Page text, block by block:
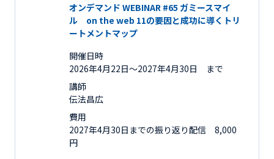
オンデマンド WEBINAR #65 ガミースマイ
ル on the web 11の要因と成功に導くトリ
ートメントマップ
開催日時
2026年4月22日〜2027年4月30日 まで
講師
伝法昌広
費用
2027年4月30日までの振り返り配信 8,000
円